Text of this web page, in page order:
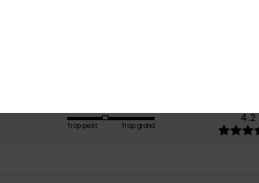
Trop petit Trop grand
4.2